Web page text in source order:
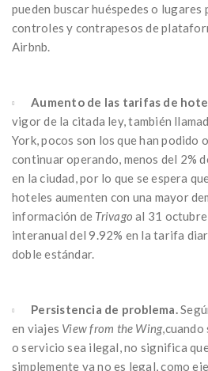
pueden buscar huéspedes o
controles y contrapesos de
Airbnb.
Aumento de las tarifas de
vigor de la citada ley, también
York, pocos son los que han podido
continuar operando, menos del 2%
en la ciudad, por lo que se espera
hoteles aumenten con una mayor
información de Trivago al 31
interanual del 9.92% en la tarifa
doble estándar.
Persistencia de problema.
en viajes View from the Wing,cuando
o servicio sea ilegal, no significa
simplemente ya no es legal, como